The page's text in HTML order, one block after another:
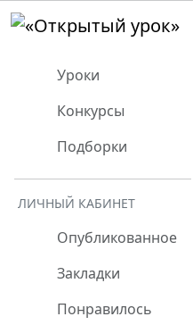
Уроки
Конкурсы
Подборки
ЛИЧНЫЙ КАБИНЕТ
Опубликованное
Закладки
Понравилось